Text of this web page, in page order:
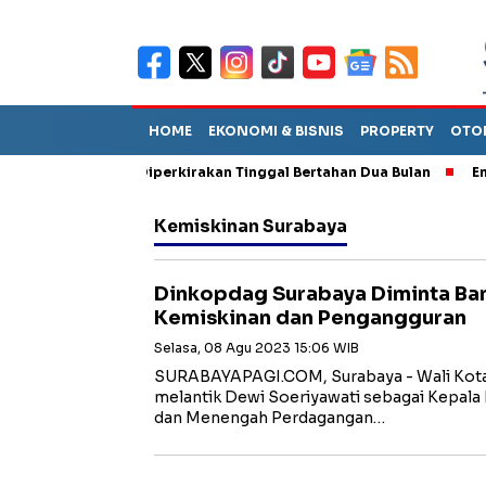
HOME EKONOMI & BISNIS PROPERTY
Sebut TPA Diperkirakan Tinggal Bertahan Dua Bulan Empat
Kemiskinan Surabaya
Dinkopdag Surabaya Diminta
Kemiskinan dan Pengangguran
Selasa, 08 Agu 2023 15:06 WIB
SURABAYAPAGI.COM, Surabaya - Wali
melantik Dewi Soeriyawati sebagai Kepala
dan Menengah Perdagangan…